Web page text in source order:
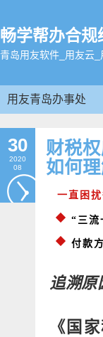
畅学帮办合
青岛用友软件_用友云
用友青岛办事处
30
2020
08
财税
如何理
一直困
“三流
付款
追溯
《国